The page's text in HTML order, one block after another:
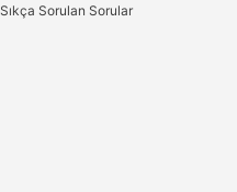
Sıkça Sorulan Sorular